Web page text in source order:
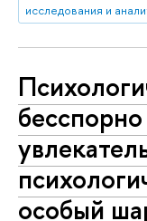
исследования и
особый